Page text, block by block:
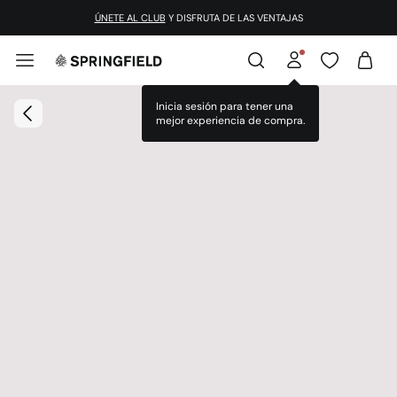
ÚNETE AL CLUB Y DISFRUTA DE LAS VENTAJAS
Inicia sesión para tener una
mejor experiencia de compra.